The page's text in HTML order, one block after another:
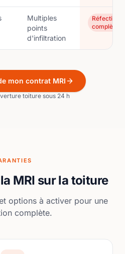
Multiples
points
d'infiltration
Réfection
complète
mon contrat MRI
toiture sous 24 h
MRI sur la toiture
options à activer pour une
complète.